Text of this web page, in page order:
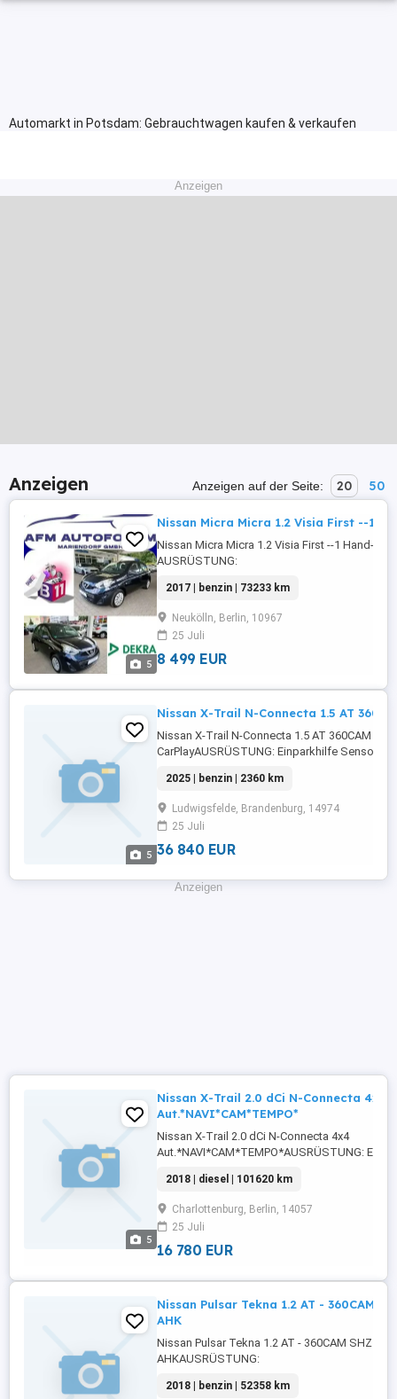
Automarkt in Potsdam: Gebrauchtwagen kaufen & verkaufen
Anzeigen
Anzeigen Anzeigen auf der Seite: 20 50
5
Nissan Micra Micra 1.2 Visia First --1
Nissan Micra Micra 1.2 Visia First --1 Hand-
AUSRÜSTUNG:
hinten,Kopfairbag,Zentralverriegelung ...
2017 | benzin | 73233 km
Neukölln, Berlin, 10967
25 Juli
8 499 EUR
5
Nissan X-Trail N-Connecta 1.5 AT
Nissan X-Trail N-Connecta 1.5 AT 360CAM NAVI
CarPlayAUSRÜSTUNG: Einparkhilfe Sensoren
Frontscheibe,Beheizbares
Radio,Servolenkung,LED-
2025 | benzin | 2360 km
Ludwigsfelde, Brandenburg, 14974
25 Juli
36 840 EUR
Anzeigen
5
Nissan X-Trail 2.0 dCi N-Connecta 4x4
Aut.*NAVI*CAM*TEMPO*
Nissan X-Trail 2.0 dCi N-Connecta 4x4
Aut.*NAVI*CAM*TEMPO*AUSRÜSTUNG:
Lenkrad,Berganfahrassistent,DAB-
Heckklappe,LED-
Tagfahrlicht,Elektrische ...
2018 | diesel | 101620 km
Charlottenburg, Berlin, 14057
25 Juli
16 780 EUR
Nissan Pulsar Tekna 1.2 AT - 360CAM
AHK
Nissan Pulsar Tekna 1.2 AT - 360CAM SHZ
AHKAUSRÜSTUNG:
Radio,Servolenkung,LED-
2018 | benzin | 52358 km